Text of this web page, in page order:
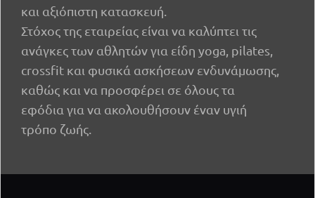
και αξιόπιστη κατασκευή.
Στόχος της εταιρείας είναι να καλύπτει τις
ανάγκες των αθλητών για είδη yoga, pilates,
crossfit και φυσικά ασκήσεων ενδυνάμωσης,
καθώς και να προσφέρει σε όλους τα
εφόδια για να ακολουθήσουν έναν υγιή
τρόπο ζωής.